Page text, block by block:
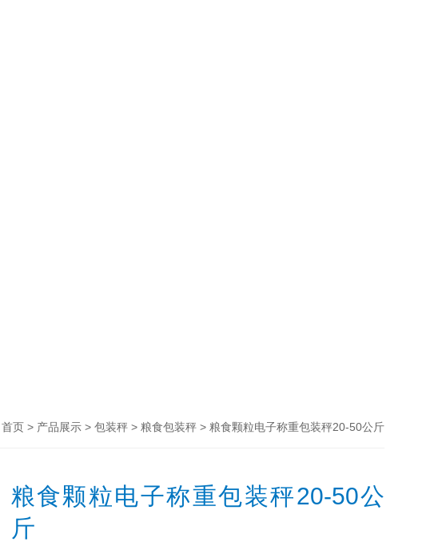
首页 > 产品展示 > 包装秤 > 粮食包装秤 > 粮食颗粒电子称重包装秤20-50公斤
粮食颗粒电子称重包装秤20-50公
斤